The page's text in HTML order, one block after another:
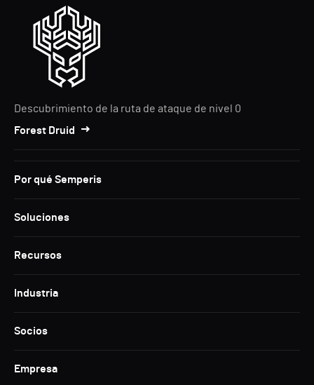
Descubrimiento de la ruta de ataque de nivel 0
Forest Druid
Por qué Semperis
Soluciones
Recursos
Industria
Socios
Empresa